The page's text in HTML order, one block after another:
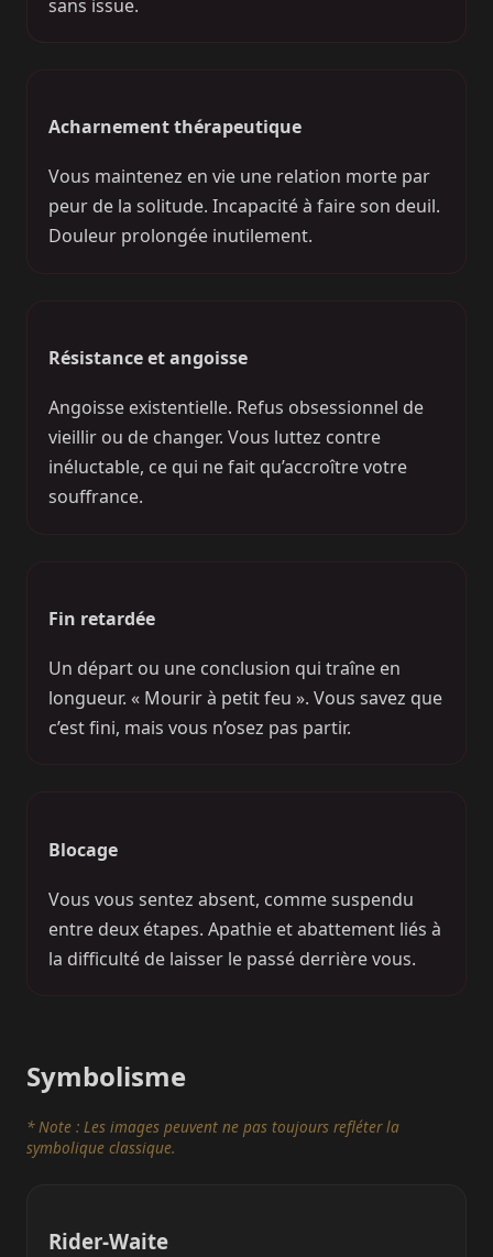
sans issue.
Acharnement thérapeutique
Vous maintenez en vie une relation morte par
peur de la solitude. Incapacité à faire son deuil.
Douleur prolongée inutilement.
Résistance et angoisse
Angoisse existentielle. Refus obsessionnel de
vieillir ou de changer. Vous luttez contre
inéluctable, ce qui ne fait qu’accroître votre
souffrance.
Fin retardée
Un départ ou une conclusion qui traîne en
longueur. « Mourir à petit feu ». Vous savez que
c’est fini, mais vous n’osez pas partir.
Blocage
Vous vous sentez absent, comme suspendu
entre deux étapes. Apathie et abattement liés à
la difficulté de laisser le passé derrière vous.
Symbolisme
* Note : Les images peuvent ne pas toujours refléter la
symbolique classique.
Rider-Waite